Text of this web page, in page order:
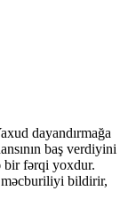
dayandırmağa
baş verdiyini
bir fərqi yoxdur.
bildirir,